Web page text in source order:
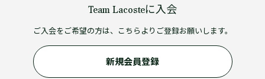
Team Lacosteに入会
ご入会をご希望の方は、こちらよりご登録お願いします。
新規会員登録